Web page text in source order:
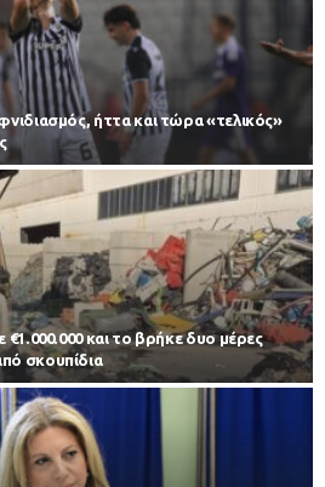
ήττα και τώρα «τελικός»
€1.000.000 και το βρήκε δυο μέρες
σκουπίδια